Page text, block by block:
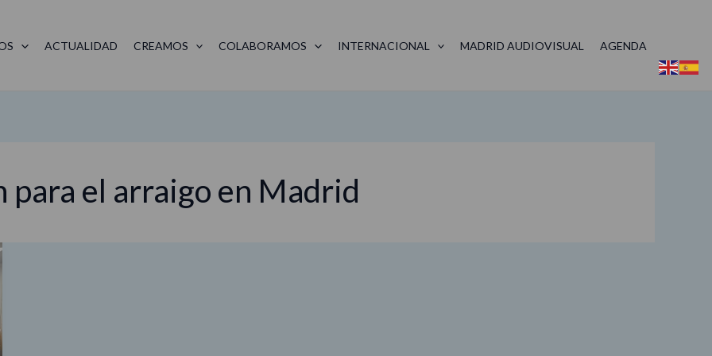
ACTUALIDAD CREAMOS COLABORAMOS INTERNACIONAL MADRID AUDIOVISUAL AGENDA
para el arraigo en Madrid